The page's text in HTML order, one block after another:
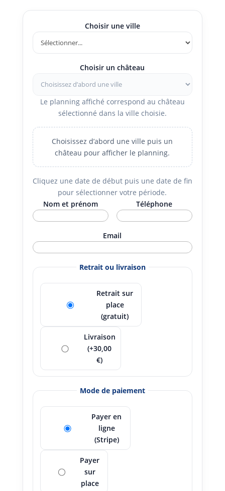
Choisir une ville
Choisir un château
Le planning affiché correspond au château
sélectionné dans la ville choisie.
Choisissez d’abord une ville puis un
château pour afficher le planning.
Cliquez une date de début puis une date de fin
pour sélectionner votre période.
Nom et prénom
Téléphone
Email
Retrait ou livraison
Retrait sur
place
(gratuit)
Livraison
(+30,00
€)
Mode de paiement
Payer en
ligne
(Stripe)
Payer
sur
place